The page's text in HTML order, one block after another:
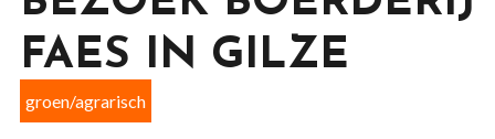
FAES IN GILZE
groen/agrarisch